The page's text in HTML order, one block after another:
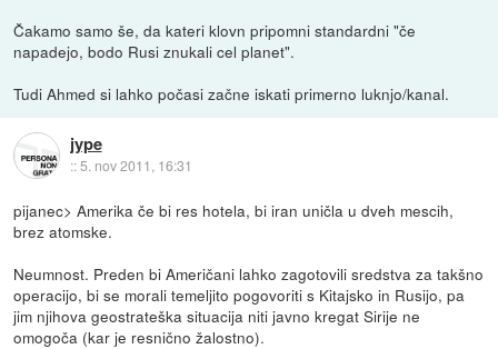
Čakamo samo še, da kateri klovn pripomni standardni "če
napadejo, bodo Rusi znukali cel planet".
Tudi Ahmed si lahko počasi začne iskati primerno luknjo/kanal.
jype
::5. nov 2011, 16:31
pijanec> Amerika če bi res hotela, bi iran uničla u dveh mescih,
brez atomske.
Neumnost. Preden bi Američani lahko zagotovili sredstva za takšno
operacijo, bi se morali temeljito pogovoriti s Kitajsko in Rusijo, pa
jim njihova geostrateška situacija niti javno kregat Sirije ne
omogoča (kar je resnično žalostno).